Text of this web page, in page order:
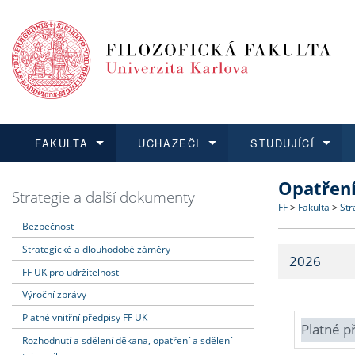
FAKULTA
Dozvědět se více
Struktura
Strategie
Fakultní
UCHAZEČI
Podat přihlášku
Co
Učitelské
STUDUJÍCÍ
Dozvědět se více
Dozvědět se více
O vědě a
Dozvědět se více
Aktuální
Strategie a další dokumenty
Bezpečnost
Strategické a dlouhodobé záměry
FF UK pro udržitelnost
Výroční zprávy
Platné vnitřní předpisy FF UK
Rozhodnutí a sdělení děkana, opatření a sdělení
FF > Fakulta >
2026
Platné